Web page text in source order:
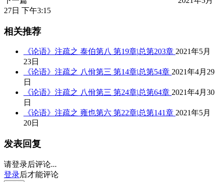
27日 下午3:15
相关推荐
《论语》注疏之 泰伯第八 第19章|总第203章 2021年5月
23日
《论语》注疏之 八佾第三 第14章|总第54章 2021年4月29
日
《论语》注疏之 八佾第三 第24章|总第64章 2021年4月30
日
《论语》注疏之 雍也第六 第22章|总第141章 2021年5月
20日
发表回复
请登录后评论...
登录后才能评论